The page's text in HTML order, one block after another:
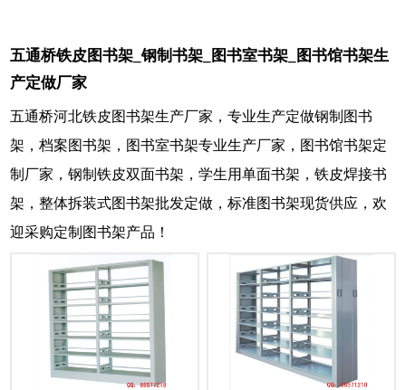
五通桥铁皮图书架_钢制书架_图书室书架_图书馆书架生
产定做厂家
五通桥河北铁皮图书架生产厂家，专业生产定做钢制图书
架，档案图书架，图书室书架专业生产厂家，图书馆书架定
制厂家，钢制铁皮双面书架，学生用单面书架，铁皮焊接书
架，整体拆装式图书架批发定做，标准图书架现货供应，欢
迎采购定制图书架产品！